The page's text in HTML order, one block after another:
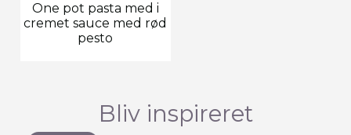
One pot pasta med i
cremet sauce med rød
pesto
Bliv inspireret